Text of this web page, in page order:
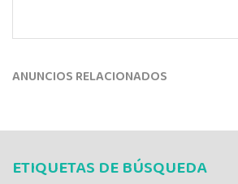
ANUNCIOS RELACIONADOS
ETIQUETAS DE BÚSQUEDA